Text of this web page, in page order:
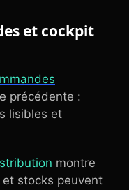
et cockpit
précédente :
lisibles et
montre
stocks peuvent